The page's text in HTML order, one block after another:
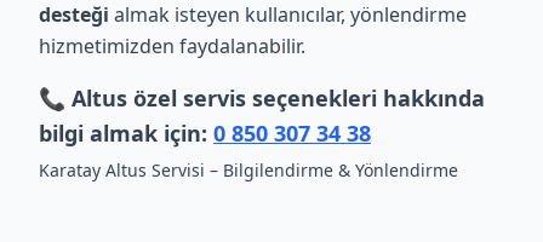
desteği almak isteyen kullanıcılar, yönlendirme
hizmetimizden faydalanabilir.
📞 Altus özel servis seçenekleri hakkında
bilgi almak için: 0 850 307 34 38
Karatay Altus Servisi – Bilgilendirme & Yönlendirme